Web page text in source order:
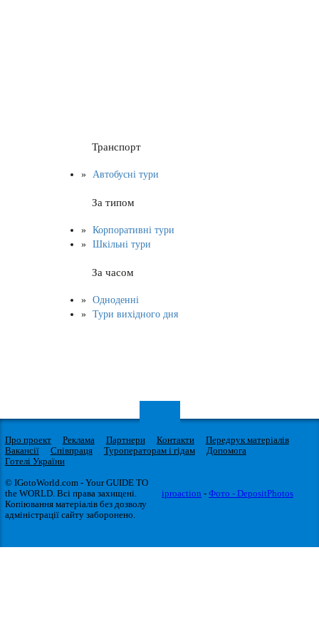
Транспорт
Автобусні тури
За типом
Корпоративні тури
Шкільні тури
За часом
Одноденні
Тури вихідного дня
Про проект Реклама Партнери Контакти
Передрук матеріалів
Вакансії
Співпраця Туроператорам і гідам
Допомога
Готелі України
© IGotoWorld.com - Your GUIDE TO
the WORLD. Всі права захищені.
Копіювання матеріалів без дозволу
адміністрації сайту заборонено.
iproaction - Фото - DepositPhotos